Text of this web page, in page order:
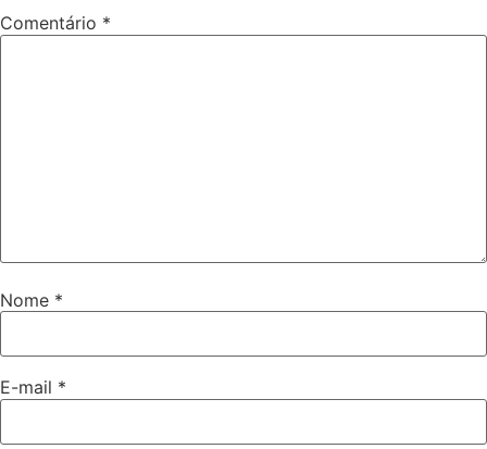
Comentário *
Nome *
E-mail *